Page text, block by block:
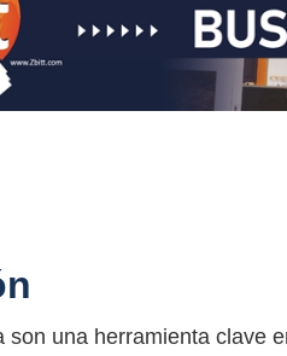
son una herramienta clave